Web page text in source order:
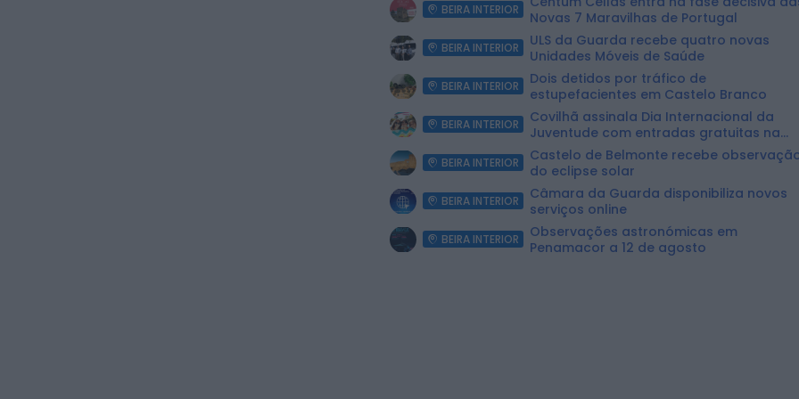
BEIRA INTERIOR
Novas 7 Maravilhas de Portugal
BEIRA INTERIOR
ULS da Guarda recebe quatro novas
Unidades Móveis de Saúde
BEIRA INTERIOR
Dois detidos por tráfico de
estupefacientes em Castelo Branco
BEIRA INTERIOR
Covilhã assinala Dia Internacional da
Juventude com entradas gratuitas na
Piscina Praia
BEIRA INTERIOR
Castelo de Belmonte recebe
do eclipse solar
BEIRA INTERIOR
Câmara da Guarda disponibiliza novos
serviços online
BEIRA INTERIOR
Observações astronómicas em
Penamacor a 12 de agosto